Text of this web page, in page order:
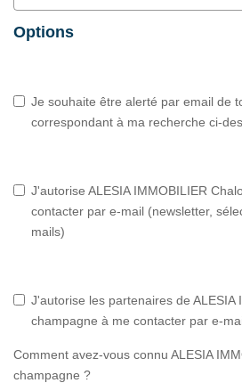
Options
Je souhaite être alerté par email de
correspondant à ma recherche ci-
J'autorise ALESIA IMMOBILIER
contacter par e-mail (newsletter,
mails)
J'autorise les partenaires de ALESIA
champagne à me contacter par e-
Comment avez-vous connu ALESIA
champagne ?